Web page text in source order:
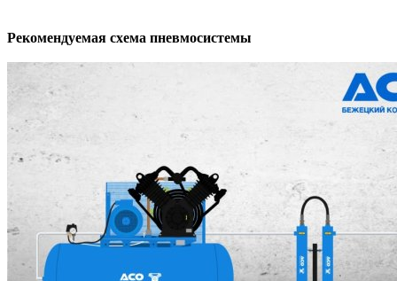
Рекомендуемая схема пневмосистемы